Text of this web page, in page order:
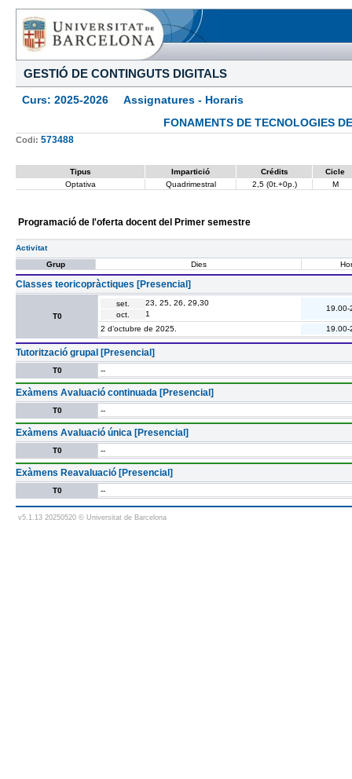
GESTIÓ DE CONTINGUTS DIGITALS
Curs: 2025-2026 Assignatures - Horaris
FONAMENTS DE TECNOLOGIES
Codi: 573488
Tipus Impartició Crédits
Cicle
Optativa
Quadrimestral 2,5 (0t.+0p.) M
Programació de l'oferta docent del Primer semestre
Activitat
Grup
Dies
Classes teoricopràctiques [Presencial]
T0
set.
23, 25, 26, 29,30
oct.
1
19.00-
2 d’octubre de 2025. 19.00-
Tutorització grupal [Presencial]
T0 --
Exàmens Avaluació continuada [Presencial]
T0 --
Exàmens Avaluació única [Presencial]
T0 --
Exàmens Reavaluació [Presencial]
T0 --
v5.1.13 20250520 © Universitat de Barcelona